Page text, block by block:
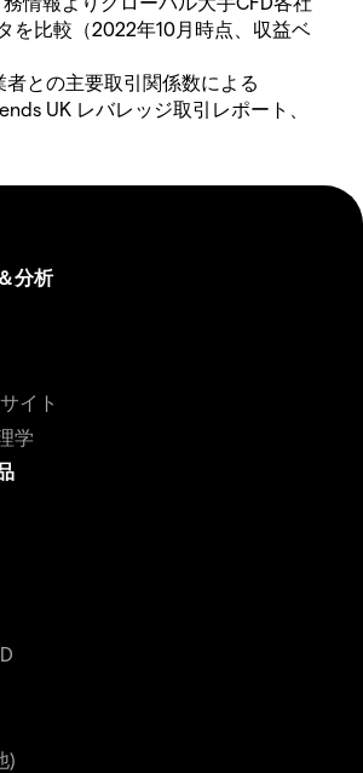
を比較（2022年10月時点、収益ベ
との主要取引関係数による
UK レバレッジ取引レポート、
分析
イト
学
)